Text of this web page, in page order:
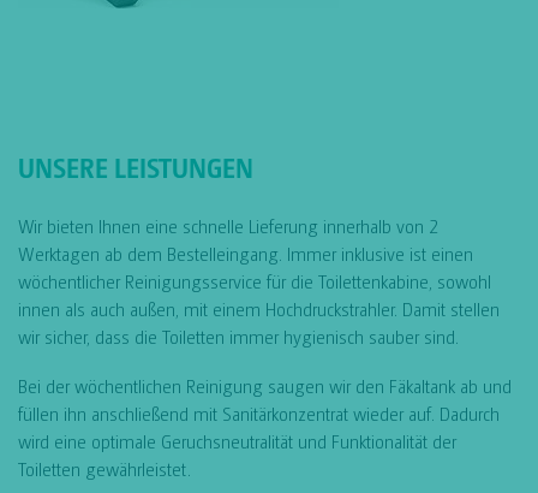
UNSERE LEISTUNGEN
Wir bieten Ihnen eine schnelle Lieferung innerhalb von 2
Werktagen ab dem Bestelleingang. Immer inklusive ist einen
wöchentlicher Reinigungsservice für die Toilettenkabine, sowohl
innen als auch außen, mit einem Hochdruckstrahler. Damit stellen
wir sicher, dass die Toiletten immer hygienisch sauber sind.
Bei der wöchentlichen Reinigung saugen wir den Fäkaltank ab und
füllen ihn anschließend mit Sanitärkonzentrat wieder auf. Dadurch
wird eine optimale Geruchsneutralität und Funktionalität der
Toiletten gewährleistet.